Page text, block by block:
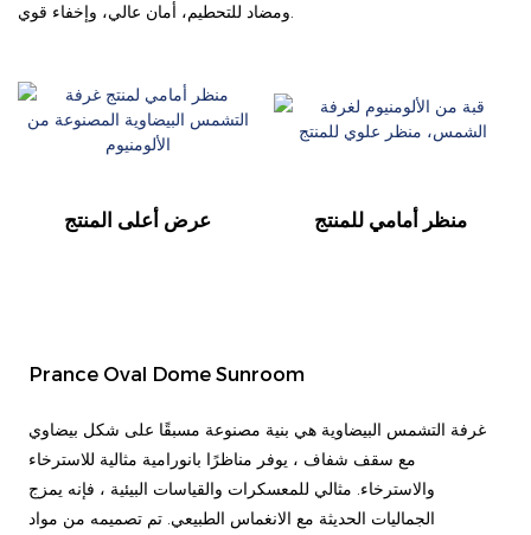
ومضاد للتحطيم، أمان عالي، وإخفاء قوي.
عرض أعلى المنتج
Prance Oval Dome Sunroom
غرفة التشمس البيضاوية هي بنية مصنوعة مسبقًا على شكل بيضاوي
مع سقف شفاف ، يوفر مناظرًا بانورامية مثالية للاسترخاء
والاسترخاء. مثالي للمعسكرات والقياسات البيئية ، فإنه يمزج
الجماليات الحديثة مع الانغماس الطبيعي. تم تصميمه من مواد